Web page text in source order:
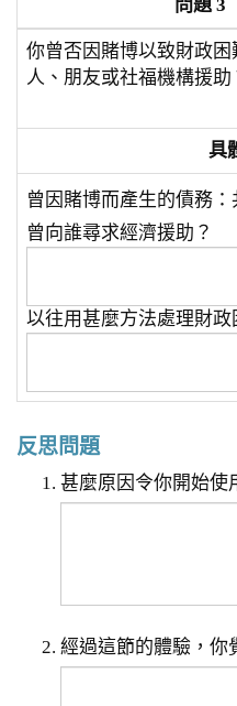
問題 3
你曾否因賭博以致財政
人、朋友或社福機構援助
具
曾因賭博而產生的債務：
曾向誰尋求經濟援助？
以往用甚麼方法處理財政
反思問題
甚麼原因令你開始使
經過這節的體驗，你